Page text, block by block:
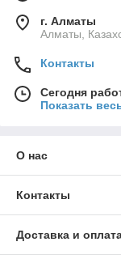
г. Алматы
Алматы,
Контакты
Сегодня
Показать
О нас
Контакты
Доставка и